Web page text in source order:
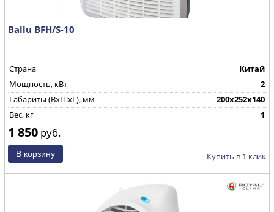
Ballu BFH/S-10
Страна
Китай
Мощность, кВт
2
Габариты (ВхШхГ), мм
200х252х140
Вес, кг
1
1 850 руб.
Купить в 1 клик